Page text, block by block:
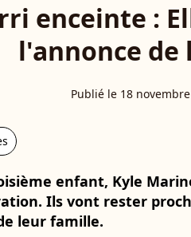
enceinte :
l'annonce de
Publié le 18 novembre
enfant, Kyle
Ils vont rester
leur famille.